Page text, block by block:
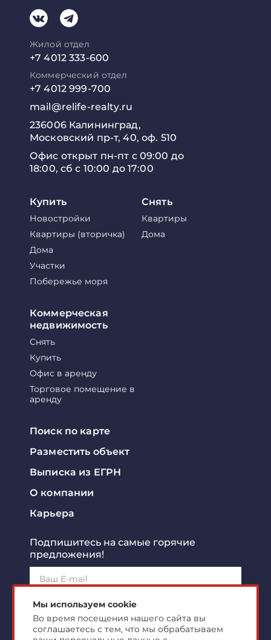
Жилой отдел
+7 4012 333-600
Коммерческий отдел
+7 4012 999-700
mail@relife-realty.ru
236006 Калининград,
Московский пр-т, 40, оф. 510
Офис открыт пн-пт с 09:00 до
18:00, сб с 10:00 до 17:00
Купить
Новостройки
Квартиры (вторичка)
Дома
Участки
Побережье моря
Снять
Квартиры
Дома
Коммерческая
недвижимость
Снять
Купить
Офис в аренду
Торговое помещение в
аренду
Поиск по карте
Разместить объект
Выписка из ЕГРН
О компании
Карьера
Подпишитесь на самые горячие
предложения!
Подписаться!
Я ознакомлен сполитикой конфиденциальности
согласен наобработку персональных данных
Мы используем cookie
Во время посещения нашего сайта вы
соглашаетесь с тем, что мы обрабатываем